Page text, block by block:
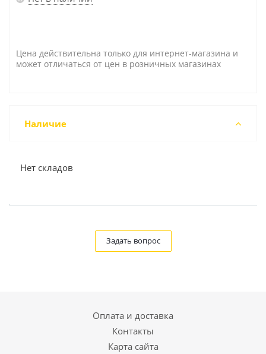
Цена действительна только для интернет-магазина и
может отличаться от цен в розничных магазинах
Наличие
Нет складов
Задать вопрос
Оплата и доставка
Контакты
Карта сайта